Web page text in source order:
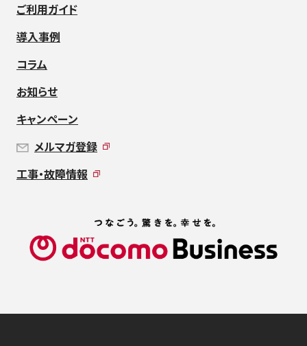
ご利用ガイド
導入事例
コラム
お知らせ
キャンペーン
メルマガ登録
工事・故障情報